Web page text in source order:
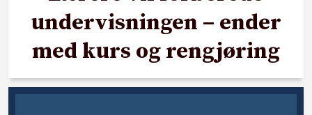
undervisningen – ender
med kurs og rengjøring